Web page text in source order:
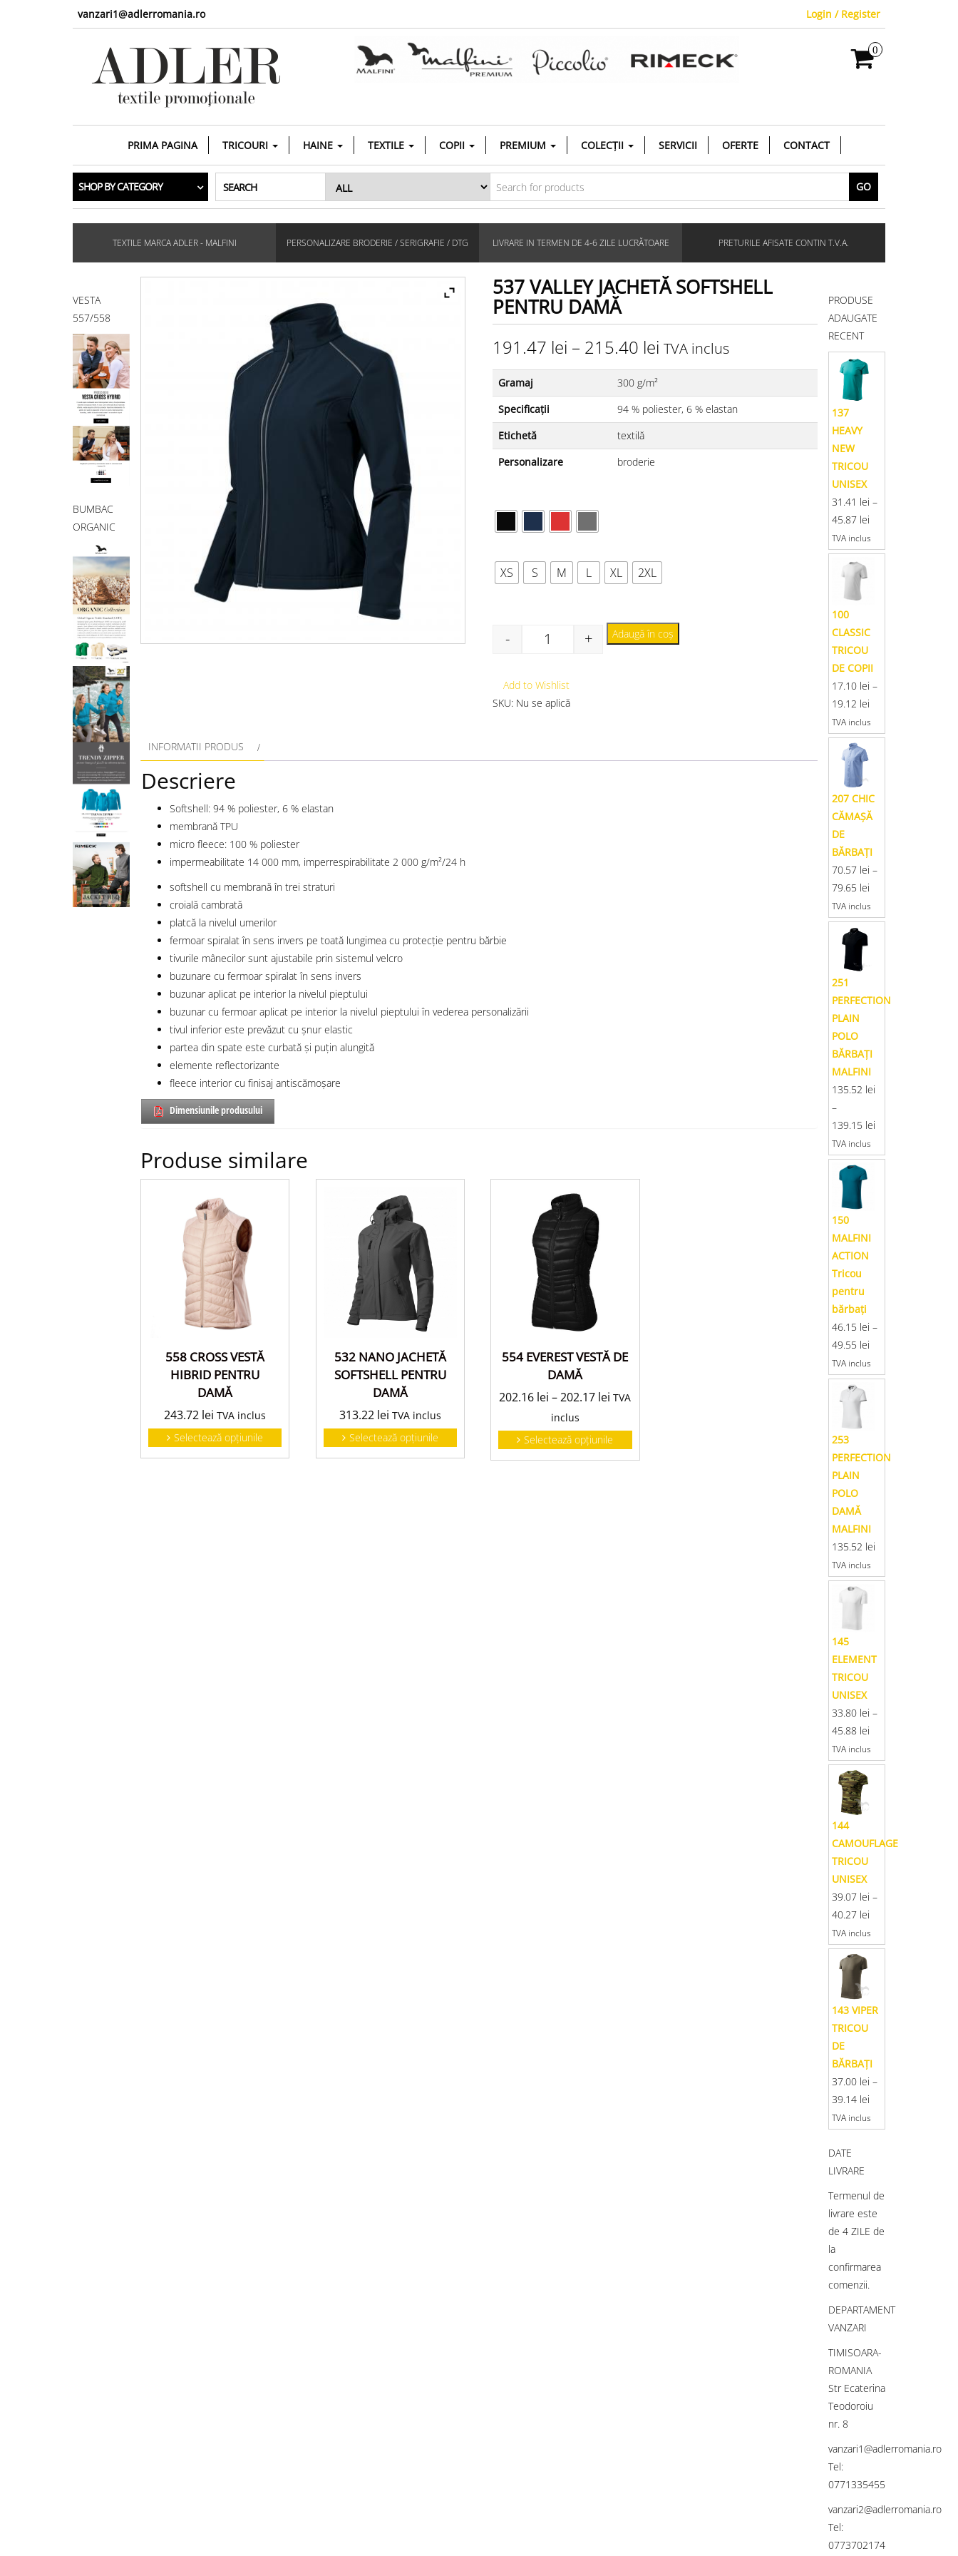
vanzari1@adlerromania.ro Login / Register
0
PRIMA PAGINA TRICOURI HAINE TEXTILE COPII PREMIUM COLECȚII SERVICII OFERTE CONTACT
SHOP BY CATEGORY SEARCH GO
TEXTILE MARCA ADLER - MALFINI PERSONALIZARE BRODERIE / SERIGRAFIE / DTG LIVRARE IN TERMEN DE 4-6 ZILE LUCRĂTOARE PRETURILE AFISATE CONTIN T.V.A.
VESTA
557/558
BUMBAC
ORGANIC
537 VALLEY JACHETĂ SOFTSHELL
PENTRU DAMĂ
191.47 lei – 215.40 lei TVA inclus
Gramaj
300 g/m²
Specificații
94 % poliester, 6 % elastan
Etichetă
textilă
Personalizare
broderie
XS S M L XL 2XL
- + Adaugă în coș
Add to Wishlist
SKU: Nu se aplică
INFORMATII PRODUS
Descriere
Softshell: 94 % poliester, 6 % elastan
membrană TPU
micro fleece: 100 % poliester
impermeabilitate 14 000 mm, imperrespirabilitate 2 000 g/m²/24 h
softshell cu membrană în trei straturi
croială cambrată
platcă la nivelul umerilor
fermoar spiralat în sens invers pe toată lungimea cu protecție pentru bărbie
tivurile mânecilor sunt ajustabile prin sistemul velcro
buzunare cu fermoar spiralat în sens invers
buzunar aplicat pe interior la nivelul pieptului
buzunar cu fermoar aplicat pe interior la nivelul pieptului în vederea personalizării
tivul inferior este prevăzut cu șnur elastic
partea din spate este curbată și puțin alungită
elemente reflectorizante
fleece interior cu finisaj antiscămoșare
Dimensiunile produsului
Produse similare
558 CROSS VESTĂ
HIBRID PENTRU
DAMĂ
243.72 lei TVA inclus
Selectează opțiunile
532 NANO JACHETĂ
SOFTSHELL PENTRU
DAMĂ
313.22 lei TVA inclus
Selectează opțiunile
554 EVEREST VESTĂ DE
DAMĂ
202.16 lei –202.17 lei TVA
inclus
Selectează opțiunile
PRODUSE
ADAUGATE
RECENT
137
HEAVY
NEW
TRICOU
UNISEX
31.41 lei –
45.87 lei
TVA inclus
100
CLASSIC
TRICOU
DE COPII
17.10 lei –
19.12 lei
TVA inclus
207 CHIC
CĂMAŞĂ
DE
BĂRBAŢI
70.57 lei –
79.65 lei
TVA inclus
251
PERFECTION
PLAIN
POLO
BĂRBAŢI
MALFINI
135.52 lei
–
139.15 lei
TVA inclus
150
MALFINI
ACTION
Tricou
pentru
bărbaţi
46.15 lei –
49.55 lei
TVA inclus
253
PERFECTION
PLAIN
POLO
DAMĂ
MALFINI
135.52 lei
TVA inclus
145
ELEMENT
TRICOU
UNISEX
33.80 lei –
45.88 lei
TVA inclus
144
CAMOUFLAGE
TRICOU
UNISEX
39.07 lei –
40.27 lei
TVA inclus
143 VIPER
TRICOU
DE
BĂRBAŢI
37.00 lei –
39.14 lei
TVA inclus
DATE
LIVRARE
Termenul de
livrare este
de 4 ZILE de
la
confirmarea
comenzii.
DEPARTAMENT
VANZARI
TIMISOARA-
ROMANIA
Str Ecaterina
Teodoroiu
nr. 8
vanzari1@adlerromania.ro
Tel:
0771335455
vanzari2@adlerromania.ro
Tel:
0773702174